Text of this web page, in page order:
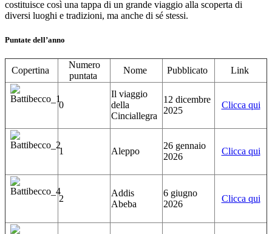
costituisce così una tappa di un grande viaggio alla scoperta di
diversi luoghi e tradizioni, ma anche di sé stessi.
Puntate dell’anno
Copertina
Numero
puntata
Nome Pubblicato Link
0
Il viaggio
della
Cinciallegra
12 dicembre
2025
Clicca qui
1 Aleppo
26 gennaio
2026
Clicca qui
2
Addis
Abeba
6 giugno
2026
Clicca qui